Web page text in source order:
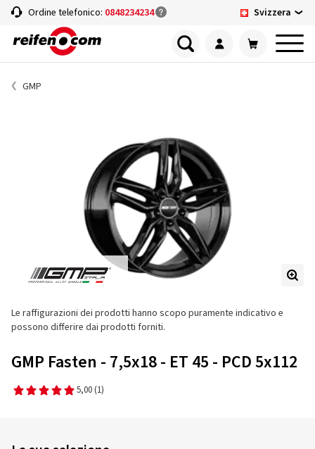
Ordine telefonico: 0848234234 Svizzera
GMP
Le raffigurazioni dei prodotti hanno scopo puramente indicativo e
possono differire dai prodotti forniti.
GMP Fasten - 7,5x18 - ET 45 - PCD 5x112
5,00 (1)